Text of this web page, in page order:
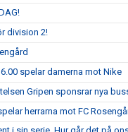
division 2!
spelar damerna mot Nike
Gripen sponsrar nya
herrarna mot FC